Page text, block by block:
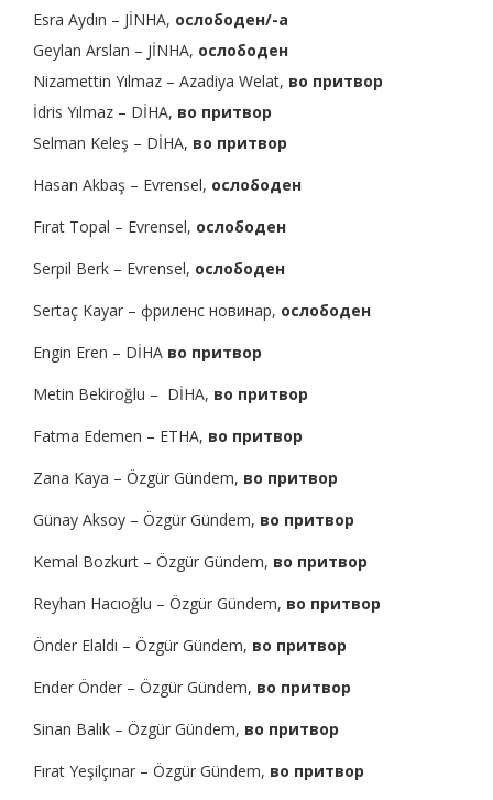
Esra Aydın – JİNHA, ослободен/-а
Geylan Arslan – JİNHA, ослободен
Nizamettin Yılmaz – Azadiya Welat, во притвор
İdris Yılmaz – DİHA, во притвор
Selman Keleş – DİHA, во притвор
Hasan Akbaş – Evrensel, ослободен
Fırat Topal – Evrensel, ослободен
Serpil Berk – Evrensel, ослободен
Sertaç Kayar – фриленс новинар, ослободен
Engin Eren – DİHA во притвор
Metin Bekiroğlu – DİHA, во притвор
Fatma Edemen – ETHA, во притвор
Zana Kaya – Özgür Gündem, во притвор
Günay Aksoy – Özgür Gündem, во притвор
Kemal Bozkurt – Özgür Gündem, во притвор
Reyhan Hacıoğlu – Özgür Gündem, во притвор
Önder Elaldı – Özgür Gündem, во притвор
Ender Önder – Özgür Gündem, во притвор
Sinan Balık – Özgür Gündem, во притвор
Fırat Yeşilçınar – Özgür Gündem, во притвор